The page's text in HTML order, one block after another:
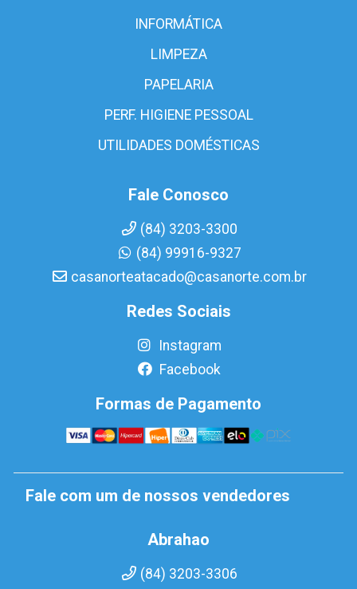
INFORMÁTICA
LIMPEZA
PAPELARIA
PERF. HIGIENE PESSOAL
UTILIDADES DOMÉSTICAS
Fale Conosco
(84) 3203-3300
(84) 99916-9327
casanorteatacado@casanorte.com.br
Redes Sociais
Instagram
Facebook
Formas de Pagamento
Fale com um de nossos vendedores
Abrahao
(84) 3203-3306